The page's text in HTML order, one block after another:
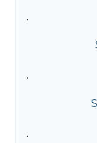
·
·
·